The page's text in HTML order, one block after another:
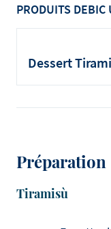
PRODUITS DEBIC
Dessert
Préparation
Tiramisù